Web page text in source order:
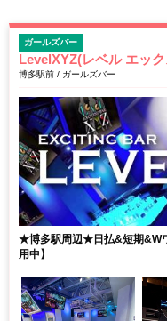
ガールズバー
LevelXYZ(レベル エッ
博多駅前 / ガールズバー
★博多駅周辺★日払&短期&W
用中】